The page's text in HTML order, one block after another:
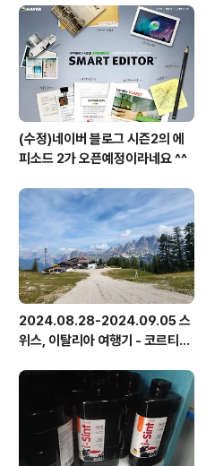
(수정)네이버 블로그 시즌2의 에
피소드 2가 오픈예정이라네요 ^^
2024.08.28-2024.09.05 스
위스, 이탈리아 여행기 - 코르티나
스